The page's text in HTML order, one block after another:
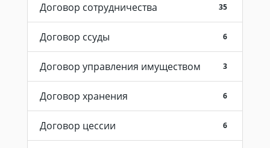
Договор сотрудничества 35
Договор ссуды 6
Договор управления имуществом 3
Договор хранения 6
Договор цессии 6